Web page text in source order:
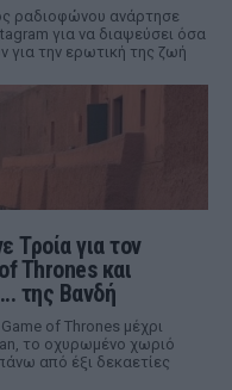
ραδιοφώνου ανάρτησε
για να διαψεύσει όσα
για την ερωτική της ζωή
Τροία για τον
Thrones και
της Βανδή
of Thrones μέχρι
το οχυρωμένο χωριό
από έξι δεκαετίες